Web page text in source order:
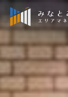
会員向